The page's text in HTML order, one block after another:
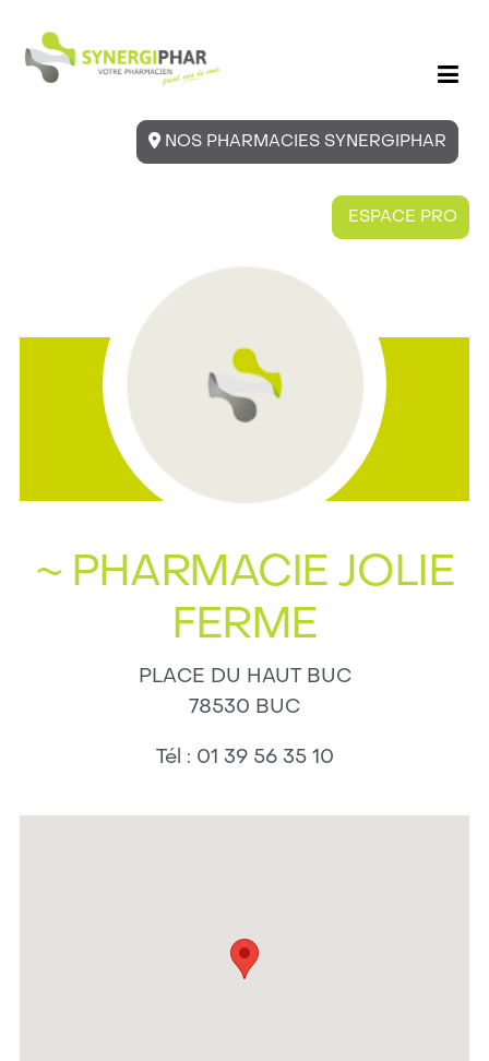
NOS PHARMACIES SYNERGIPHAR
ESPACE PRO
~ PHARMACIE JOLIE
FERME
PLACE DU HAUT BUC
78530 BUC
Tél : 01 39 56 35 10